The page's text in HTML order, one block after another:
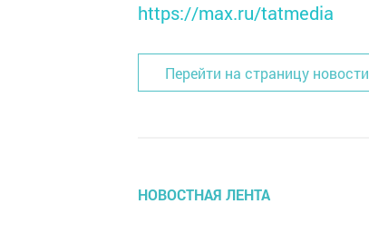
https://max.ru/tatmedia
Перейти на страницу новости
НОВОСТНАЯ ЛЕНТА